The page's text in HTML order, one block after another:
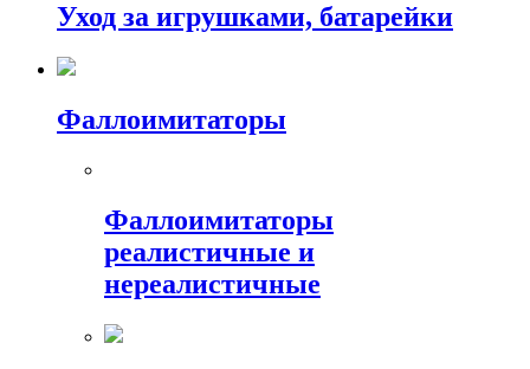
Уход за игрушками, батарейки
Фаллоимитаторы
Фаллоимитаторы
реалистичные и
нереалистичные